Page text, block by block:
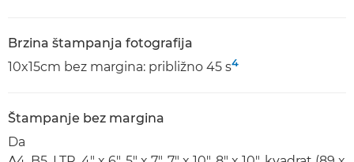
Brzina štampanja fotografija
10x15cm bez margina: približno 45 s4
Štampanje bez margina
Da